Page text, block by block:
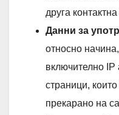
друга
Данни за
относно
включително IP
страници,
прекарано на